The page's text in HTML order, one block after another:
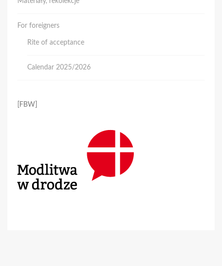
For foreigners
Rite of acceptance
Calendar 2025/2026
[FBW]